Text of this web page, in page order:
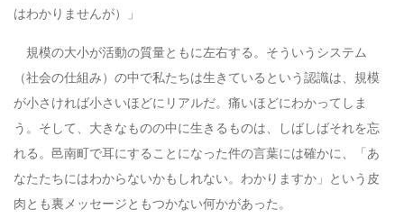
はわかりませんが）」
規模の大小が活動の質量ともに左右する。そういうシステム
（社会の仕組み）の中で私たちは生きているという認識は、規模
が小さければ小さいほどにリアルだ。痛いほどにわかってしま
う。そして、大きなものの中に生きるものは、しばしばそれを忘
れる。邑南町で耳にすることになった件の言葉には確かに、「あ
なたたちにはわからないかもしれない。わかりますか」という皮
肉とも裏メッセージともつかない何かがあった。